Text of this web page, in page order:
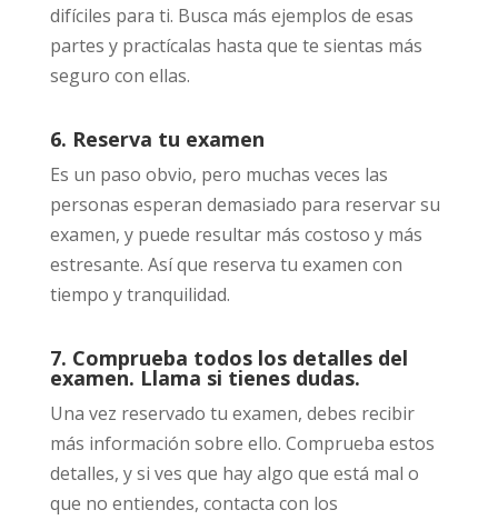
difíciles para ti. Busca más ejemplos de esas
partes y practícalas hasta que te sientas más
seguro con ellas.
6. Reserva tu examen
Es un paso obvio, pero muchas veces las
personas esperan demasiado para reservar su
examen, y puede resultar más costoso y más
estresante. Así que reserva tu examen con
tiempo y tranquilidad.
7. Comprueba todos los detalles del
examen. Llama si tienes dudas.
Una vez reservado tu examen, debes recibir
más información sobre ello. Comprueba estos
detalles, y si ves que hay algo que está mal o
que no entiendes, contacta con los